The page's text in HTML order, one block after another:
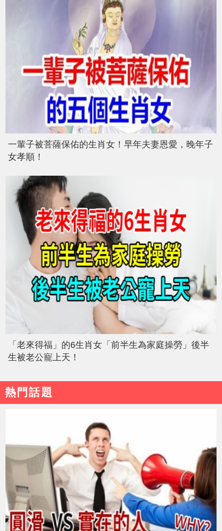
一輩子被菩薩保佑的生肖女！早年夫妻恩愛，晚年子
女孝順！
「老來得福」的6生肖女「前半生為家庭操勞」後半
生被老公寵上天！
熱門話題